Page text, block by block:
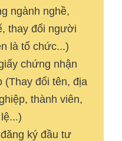
ngành nghề,
thay đổi người
là tổ chức...)
chứng nhận
(Thay đổi tên, địa
thành viên,
ký đầu tư